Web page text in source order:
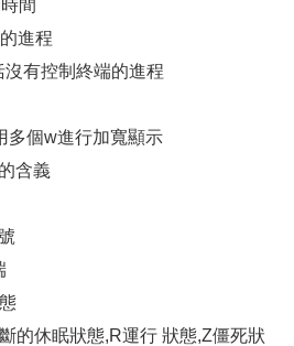
間
進程
有控制終端的進程
多個w進行加寬顯示
含義
的休眠狀態,R運行 狀態,Z僵死狀